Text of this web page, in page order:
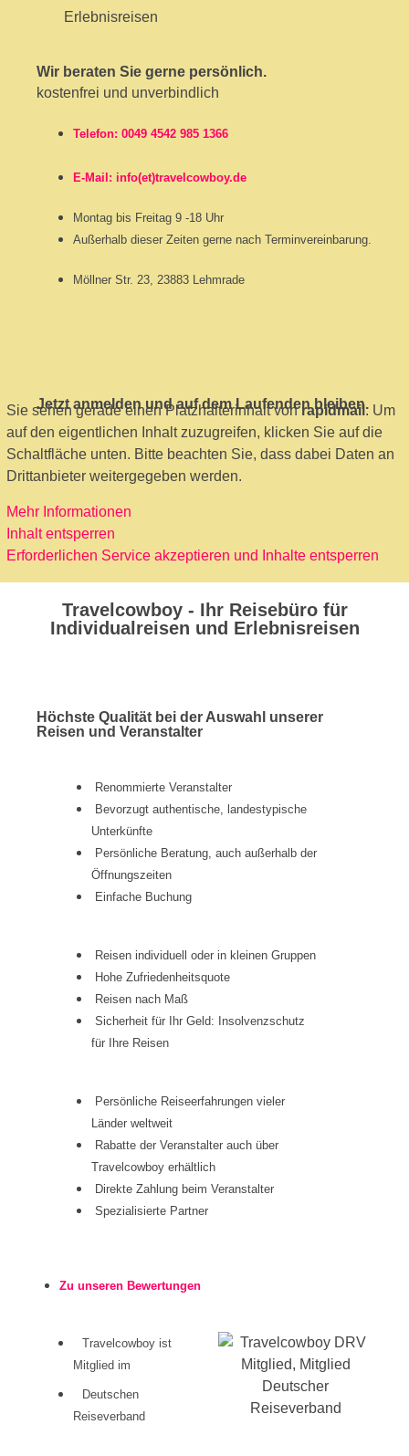
Wir beraten Sie gerne persönlich.
kostenfrei und unverbindlich
Telefon: 0049 4542 985 1366
E-Mail: info(et)travelcowboy.de
Montag bis Freitag 9 -18 Uhr
Außerhalb dieser Zeiten gerne nach Terminvereinbarung.
Möllner Str. 23, 23883 Lehmrade
Jetzt anmelden und auf dem Laufenden bleiben.
Sie sehen gerade einen Platzhalterinhalt vonrapidmail . Um
auf den eigentlichen Inhalt zuzugreifen, klicken Sie auf die
Schaltfläche unten. Bitte beachten Sie, dass dabei Daten an
Drittanbieter weitergegeben werden.
Mehr Informationen
Inhalt entsperren
Erforderlichen Service akzeptieren und Inhalte entsperren
Travelcowboy - Ihr Reisebüro für
Individualreisen und Erlebnisreisen
Höchste Qualität bei der Auswahl unserer
Reisen und Veranstalter
Renommierte Veranstalter
Bevorzugt authentische, landestypische
Unterkünfte
Persönliche Beratung, auch außerhalb der
Öffnungszeiten
Einfache Buchung
Reisen individuell oder in kleinen Gruppen
Hohe Zufriedenheitsquote
Reisen nach Maß
Sicherheit für Ihr Geld: Insolvenzschutz
für Ihre Reisen
Persönliche Reiseerfahrungen vieler
Länder weltweit
Rabatte der Veranstalter auch über
Travelcowboy erhältlich
Direkte Zahlung beim Veranstalter
Spezialisierte Partner
Zu unseren Bewertungen
Travelcowboy ist
Mitglied im
Deutschen
Reiseverband